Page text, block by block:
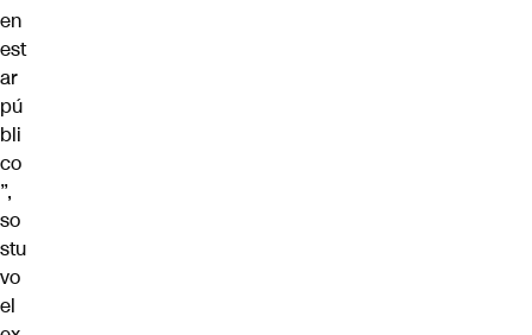
en
est
ar
pú
bli
co
”,
so
stu
vo
el